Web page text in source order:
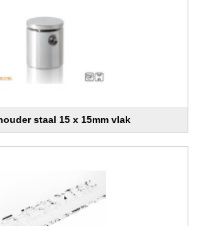
staal 15 x 15mm vlak